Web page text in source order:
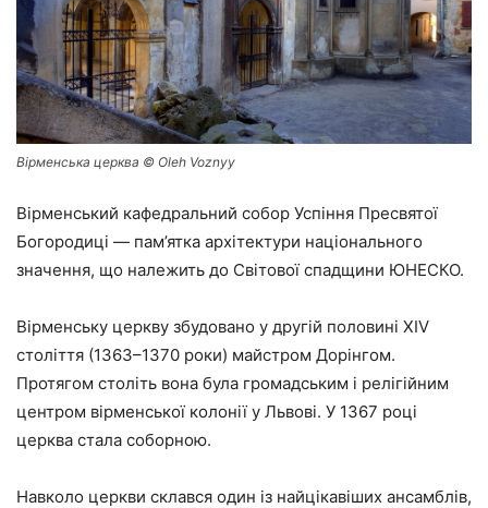
Вірменська церква © Oleh Voznyy
Вірменський кафедральний собор Успіння Пресвятої
Богородиці — пам’ятка архітектури національного
значення, що належить до Світової спадщини ЮНЕСКО.
Вірменську церкву збудовано у другій половині XIV
століття (1363–1370 роки) майстром Дорінгом.
Протягом століть вона була громадським і релігійним
центром вірменської колонії у Львові. У 1367 році
церква стала соборною.
Навколо церкви склався один із найцікавіших ансамблів,